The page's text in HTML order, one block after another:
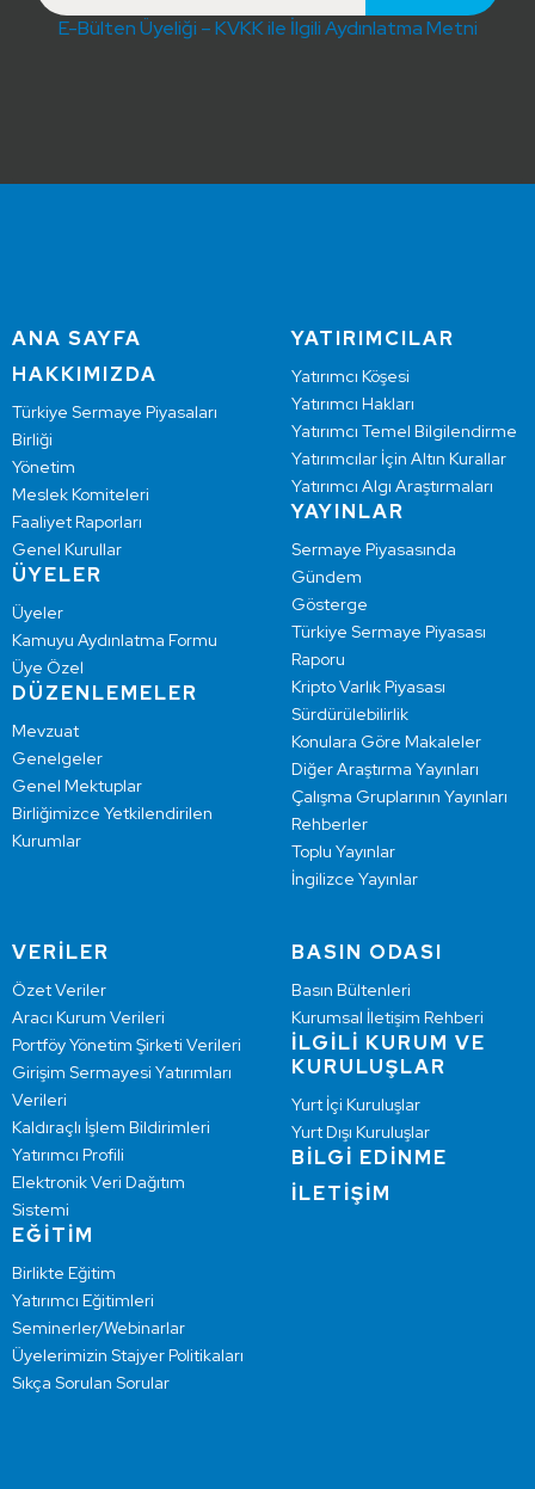
E-Bülten Üyeliği – KVKK ile İlgili Aydınlatma Metni
ANA SAYFA
HAKKIMIZDA
Türkiye Sermaye Piyasaları
Birliği
Yönetim
Meslek Komiteleri
Faaliyet Raporları
Genel Kurullar
ÜYELER
Üyeler
Kamuyu Aydınlatma Formu
Üye Özel
DÜZENLEMELER
Mevzuat
Genelgeler
Genel Mektuplar
Birliğimizce Yetkilendirilen
Kurumlar
YATIRIMCILAR
Yatırımcı Köşesi
Yatırımcı Hakları
Yatırımcı Temel Bilgilendirme
Yatırımcılar İçin Altın Kurallar
Yatırımcı Algı Araştırmaları
YAYINLAR
Sermaye Piyasasında
Gündem
Gösterge
Türkiye Sermaye Piyasası
Raporu
Kripto Varlık Piyasası
Sürdürülebilirlik
Konulara Göre Makaleler
Diğer Araştırma Yayınları
Çalışma Gruplarının Yayınları
Rehberler
Toplu Yayınlar
İngilizce Yayınlar
VERİLER
Özet Veriler
Aracı Kurum Verileri
Portföy Yönetim Şirketi Verileri
Girişim Sermayesi Yatırımları
Verileri
Kaldıraçlı İşlem Bildirimleri
Yatırımcı Profili
Elektronik Veri Dağıtım
Sistemi
EĞİTİM
Birlikte Eğitim
Yatırımcı Eğitimleri
Seminerler/Webinarlar
Üyelerimizin Stajyer Politikaları
Sıkça Sorulan Sorular
BASIN ODASI
Basın Bültenleri
Kurumsal İletişim Rehberi
İLGİLİ KURUM VE
KURULUŞLAR
Yurt İçi Kuruluşlar
Yurt Dışı Kuruluşlar
BİLGİ EDİNME
İLETİŞİM